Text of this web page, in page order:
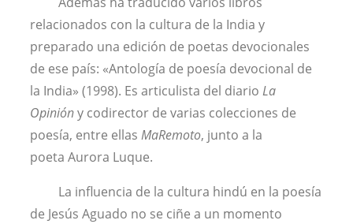
relacionados con la cultura de la India y
preparado una edición de poetas devocionales
de ese país: «Antología de poesía devocional de
la India» (1998). Es articulista del diario La
Opinióny codirector de varias colecciones de
poesía, entre ellas MaRemoto, junto a la
poeta Aurora Luque.
La influencia de la cultura hindú en la poesía
de Jesús Aguado no se ciñe a un momento